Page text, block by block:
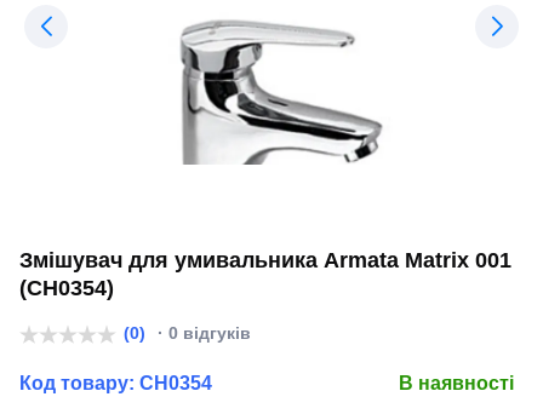
Змішувач для умивальника Armata Matrix 001
(CH0354)
(0) · 0 відгуків
Код товару: CH0354 В наявності